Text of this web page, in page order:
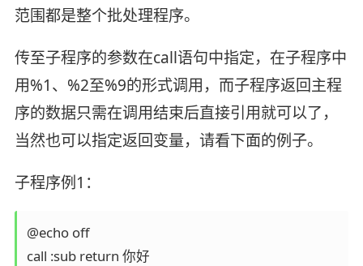
范围都是整个批处理程序。
传至子程序的参数在call语句中指定，在子程序中
用%1、%2至%9的形式调用，而子程序返回主程
序的数据只需在调用结束后直接引用就可以了，
当然也可以指定返回变量，请看下面的例子。
子程序例1：
@echo off
call :sub return 你好